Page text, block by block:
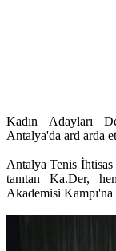
Kadın Adayları
Antalya'da ard arda
Antalya Tenis İhtisas
tanıtan Ka.Der,
Akademisi